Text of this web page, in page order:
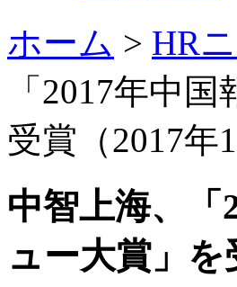
ホーム > HR
「2017年中
受賞（2017年
中智上海、「
ュー大賞」を